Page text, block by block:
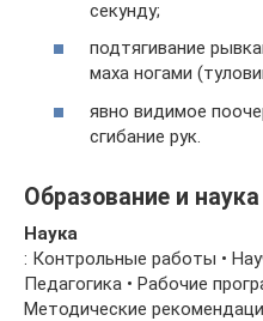
секунду;
подтягивание
маха ногами
явно видимое
сгибание рук.
Образование и наука
Наука
: Контрольные работы •
Педагогика • Рабочие
Методические